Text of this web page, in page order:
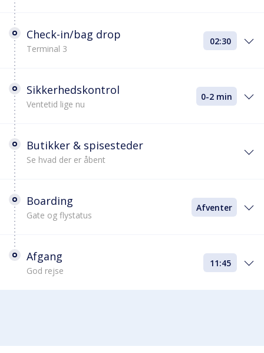
Check-in/bag drop
Terminal 3
02:30
Sikkerhedskontrol
Ventetid lige nu
0-2 min
Butikker & spisesteder
Se hvad der er åbent
Boarding
Gate og flystatus
Afventer
Afgang
God rejse
11:45